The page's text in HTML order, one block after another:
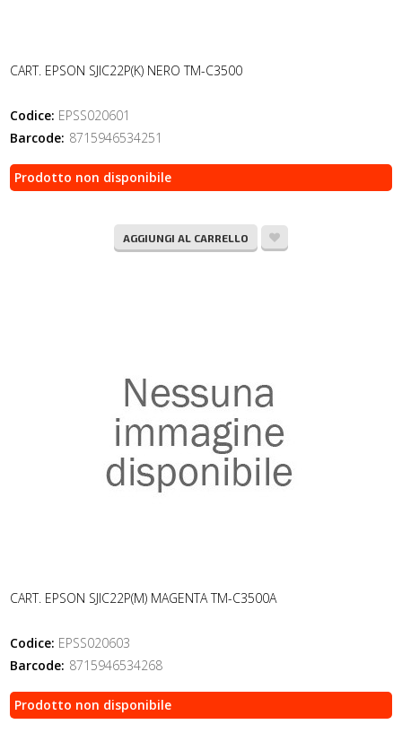
CART. EPSON SJIC22P(K) NERO TM-C3500
Codice: EPSS020601
Barcode: 8715946534251
Prodotto non disponibile
AGGIUNGI AL CARRELLO
CART. EPSON SJIC22P(M) MAGENTA TM-C3500A
Codice: EPSS020603
Barcode: 8715946534268
Prodotto non disponibile